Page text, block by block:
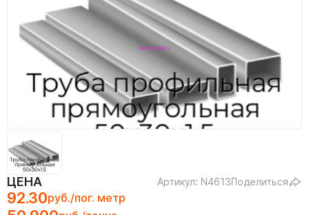
ЦЕНА Артикул: N4613Поделиться
92.30руб./пог. метр